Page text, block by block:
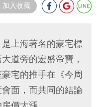
加入收藏
上海著名的豪宅標
道旁的宏盛帝寶，
宅的推手在《今周
面，而共同的結論